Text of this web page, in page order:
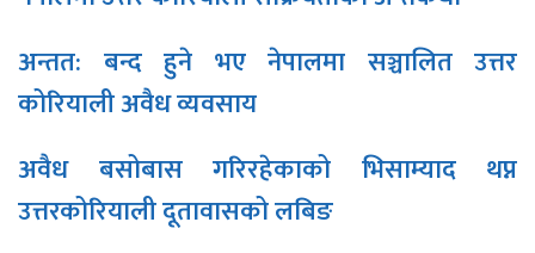
अन्तत: बन्द हुने भए नेपालमा सञ्चालित उत्तर
कोरियाली अवैध व्यवसाय
अवैध बसोबास गरिरहेकाको भिसाम्याद थप्न
उत्तरकोरियाली दूतावासको लबिङ